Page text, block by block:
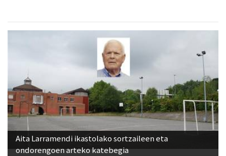
Aita Larramendi ikastolako sortzaileen eta
ondorengoen arteko katebegia